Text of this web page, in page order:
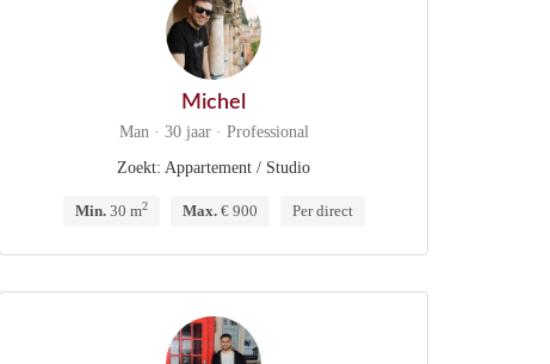
Michel
Man · 30 jaar · Professional
Zoekt: Appartement / Studio
Min.30 m2 Max.€ 900 Per direct